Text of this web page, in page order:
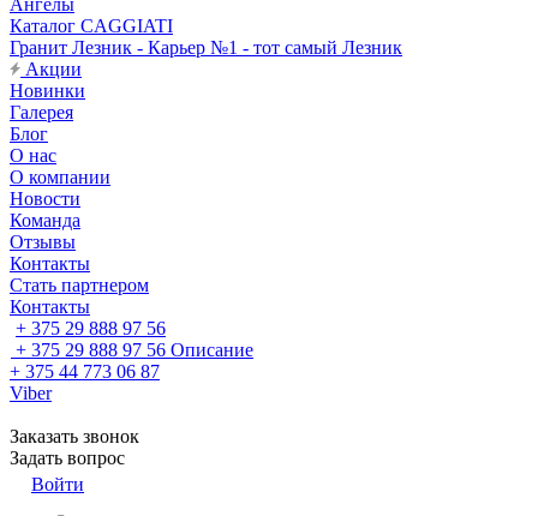
Ангелы
Каталог CAGGIATI
Гранит Лезник - Карьер №1 - тот самый Лезник
Акции
Новинки
Галерея
Блог
О нас
О компании
Новости
Команда
Отзывы
Контакты
Стать партнером
Контакты
+ 375 29 888 97 56
+ 375 29 888 97 56 Описание
+ 375 44 773 06 87
Viber
Заказать звонок
Задать вопрос
Войти